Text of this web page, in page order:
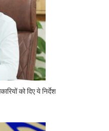
को दिए ये निर्देश